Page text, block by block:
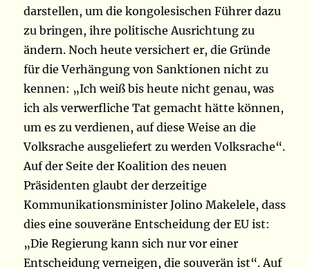
darstellen, um die kongolesischen Führer dazu
zu bringen, ihre politische Ausrichtung zu
ändern. Noch heute versichert er, die Gründe
für die Verhängung von Sanktionen nicht zu
kennen: „Ich weiß bis heute nicht genau, was
ich als verwerfliche Tat gemacht hätte können,
um es zu verdienen, auf diese Weise an die
Volksrache ausgeliefert zu werden Volksrache“.
Auf der Seite der Koalition des neuen
Präsidenten glaubt der derzeitige
Kommunikationsminister Jolino Makelele, dass
dies eine souveräne Entscheidung der EU ist:
„Die Regierung kann sich nur vor einer
Entscheidung verneigen, die souverän ist“. Auf